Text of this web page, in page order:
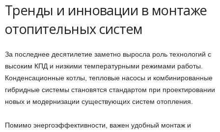
Тренды и инновации в монтаже
отопительных систем
За последнее десятилетие заметно выросла роль технологий с
высоким КПД и низкими температурными режимами работы.
Конденсационные котлы, тепловые насосы и комбинированные
гибридные системы становятся стандартом при проектировании
новых и модернизации существующих систем отопления.
Помимо энергоэффективности, важен удобный монтаж и